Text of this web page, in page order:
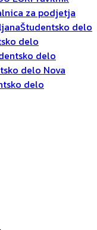
za podjetja
Študentsko delo
delo
delo
delo Nova
delo